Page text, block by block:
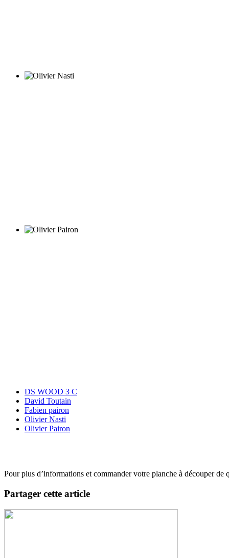
DS WOOD 3 C
David Toutain
Fabien pairon
Olivier Nasti
Olivier Pairon
Pour plus d’informations et commander votre planche à découper
Partager cette article